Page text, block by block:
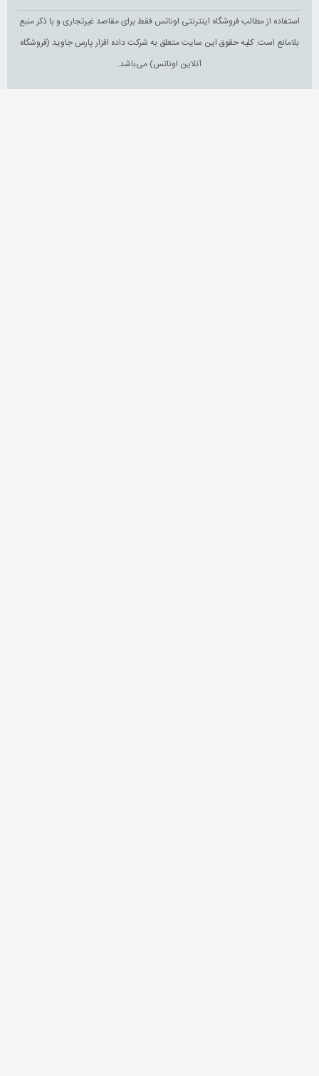
استفاده از مطالب فروشگاه اینترنتی اوناتس فقط برای مقاصد غیرتجاری و با ذکر منبع
بلامانع است. کلیه حقوق این سایت متعلق به شرکت داده افزار پارس جاوید (فروشگاه
آنلاین اوناتس) می‌باشد.